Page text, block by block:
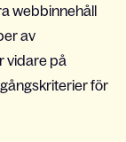
webbinnehåll
av
vidare på
för